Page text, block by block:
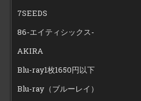
7SEEDS
86-エイティシックス-
AKIRA
Blu-ray1枚1650円以下
Blu-ray（ブルーレイ）